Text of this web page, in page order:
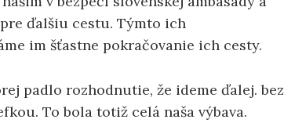
ďalšiu cestu. Týmto ich
im šťastne pokračovanie ich cesty.
padlo rozhodnutie, že ideme ďalej. bez
To bola totiž celá naša výbava.